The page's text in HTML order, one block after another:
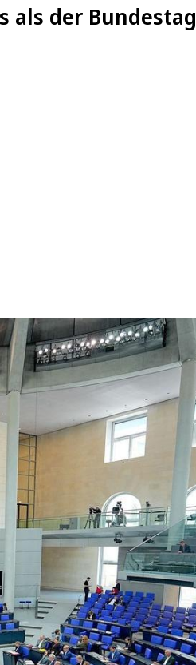
als der Bundestag